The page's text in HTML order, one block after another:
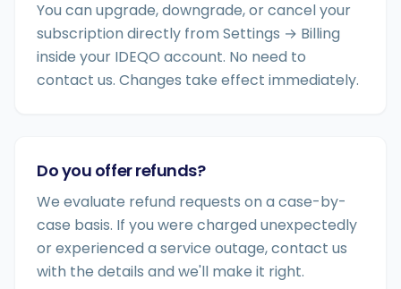
You can upgrade, downgrade, or cancel your
subscription directly from Settings → Billing
inside your IDEQO account. No need to
contact us. Changes take effect immediately.
Do you offer refunds?
We evaluate refund requests on a case-by-
case basis. If you were charged unexpectedly
or experienced a service outage, contact us
with the details and we'll make it right.